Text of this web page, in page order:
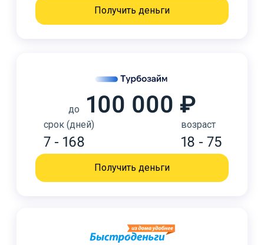
Получить деньги
до 100 000 ₽
срок (дней)
7 - 168
возраст
18 - 75
Получить деньги